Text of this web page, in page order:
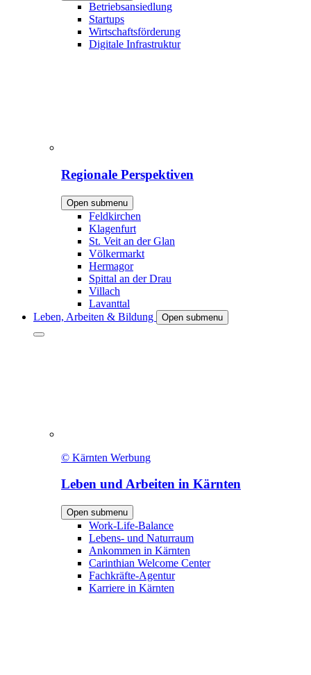
Betriebsansiedlung
Startups
Wirtschaftsförderung
Digitale Infrastruktur
Regionale Perspektiven
Open submenu
Feldkirchen
Klagenfurt
St. Veit an der Glan
Völkermarkt
Hermagor
Spittal an der Drau
Villach
Lavanttal
Leben, Arbeiten & Bildung
Open submenu
© Kärnten Werbung
Leben und Arbeiten in Kärnten
Open submenu
Work-Life-Balance
Lebens- und Naturraum
Ankommen in Kärnten
Carinthian Welcome Center
Fachkräfte-Agentur
Karriere in Kärnten